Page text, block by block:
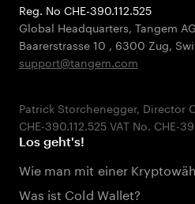
Reg. No CHE-390.112.525
Global Headquarters, Tangem AG
Baarerstrasse 10 , 6300 Zug,
support@tangem.com
Patrick Storchenegger, Director
Los geht's!
Wie man mit einer
Was ist Cold Wallet?